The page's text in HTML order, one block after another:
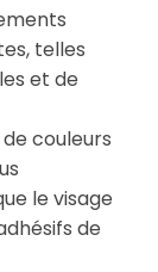
telles
et de
couleurs
le visage
de